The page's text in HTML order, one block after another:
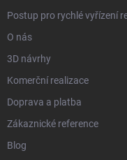
Postup pro rychlé vyřízení
O nás
3D návrhy
Komerční realizace
Doprava a platba
Zákaznické reference
Blog